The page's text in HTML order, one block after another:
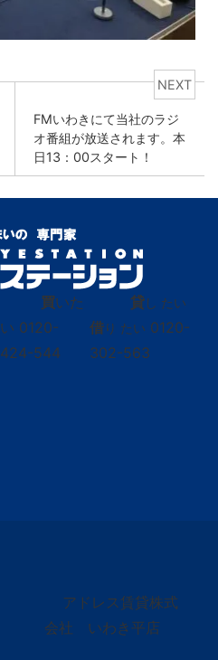
NEXT
FMいわきにて当社のラジ
オ番組が放送されます。本
日13：00スタート！
買いた
い 0120-
424-544
貸し たい
借り たい 0120-
302-563
アドレス賃貸株式
会社 いわき平店